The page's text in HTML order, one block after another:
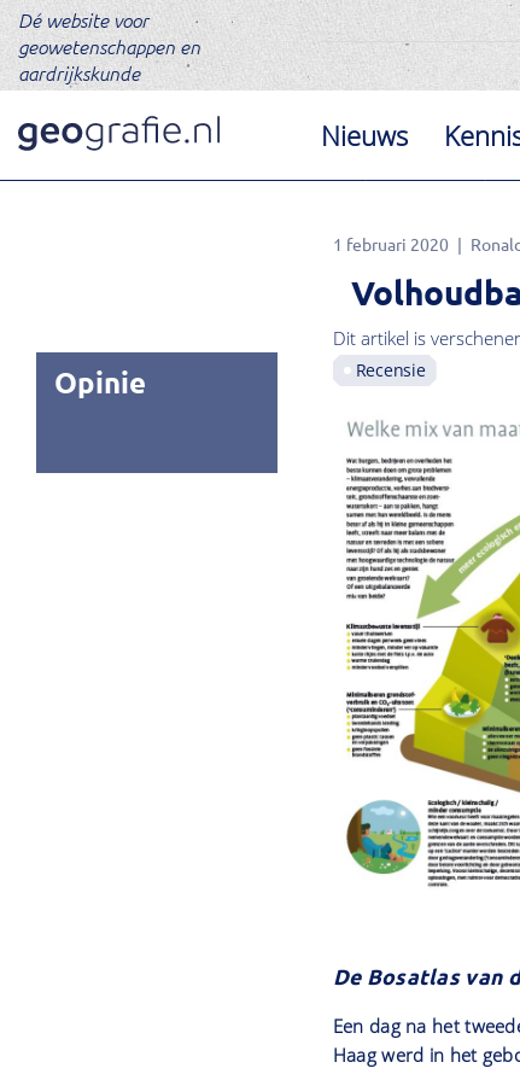
Dé website voor
geowetenschappen en
aardrijkskunde
Nieuws
1 februari 2020
Dit artikel is
Recensie
Opinie
De Bosatlas van
Een dag na het
Haag werd in het